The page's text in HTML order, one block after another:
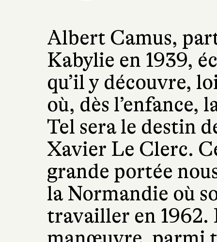
Albert Camus,
Kabylie en 1939,
qu’il y découvre,
où, dès l’enfance,
Tel sera le destin
Xavier Le Clerc.
grande portée
la Normandie où
travailler en 1962.